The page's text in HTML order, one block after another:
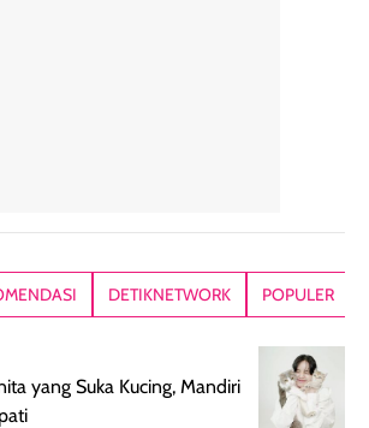
DETIKNETWORK POPULER
yang Suka Kucing, Mandiri